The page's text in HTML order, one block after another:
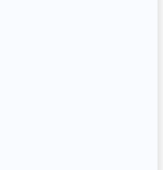
celui des données
prestataire de
directement par
France.
par un accord
données qu’il
des